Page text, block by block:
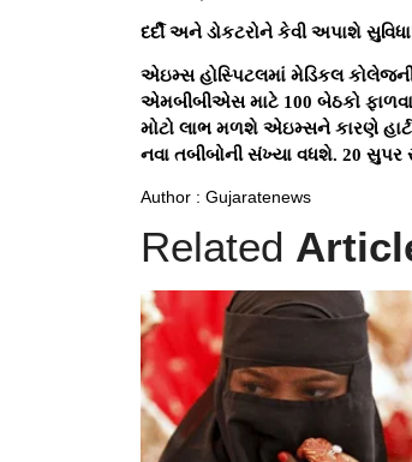
દર્દી અને ડોકટરોને કેવી અપાશે
એઇમ્સ હોસ્પિટલમાં મેડિકલ
એમબીબીએસ માટે 100 બેઠકો
મોટો લાભ મળશે એઇમ્સને કારણે
નવા તબીબોની સંખ્યા વધશે. 20 સુપર
Author : Gujaratenews
Related